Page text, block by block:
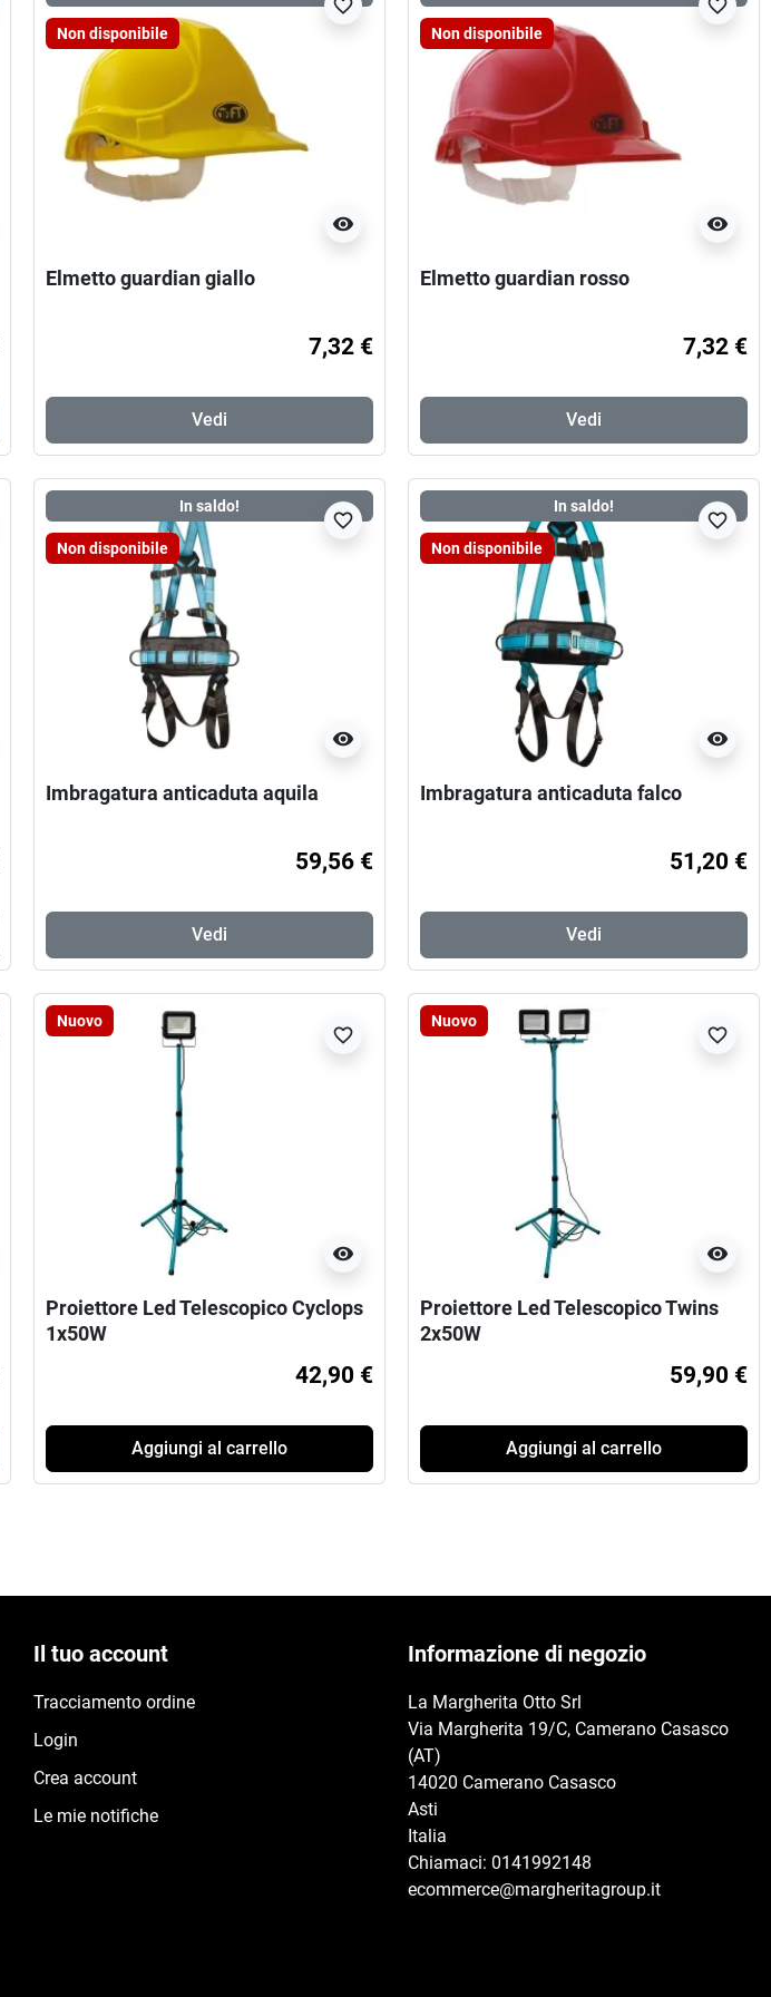
Non disponibile
visibility
favorite_border
Elmetto guardian giallo
7,32 €
Vedi
Non disponibile
visibility
favorite_border
Elmetto guardian rosso
7,32 €
Vedi
In saldo!
Non disponibile
visibility
favorite_border
Imbragatura anticaduta aquila
59,56 €
Vedi
In saldo!
Non disponibile
visibility
favorite_border
Imbragatura anticaduta falco
51,20 €
Vedi
Nuovo
visibility
favorite_border
Proiettore Led Telescopico Cyclops
1x50W
42,90 €
Aggiungi al carrello
Nuovo
visibility
favorite_border
Proiettore Led Telescopico Twins
2x50W
59,90 €
Aggiungi al carrello
Il tuo account
Tracciamento ordine
Login
Crea account
Le mie notifiche
Informazione di negozio
La Margherita Otto Srl
Via Margherita 19/C, Camerano Casasco
(AT)
14020 Camerano Casasco
Asti
Italia
Chiamaci: 0141992148
ecommerce@margheritagroup.it